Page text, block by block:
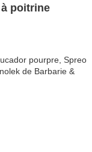
poitrine